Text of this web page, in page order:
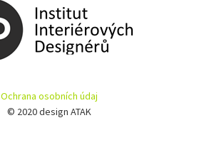
Ochrana osobních údaj
© 2020 design ATAK